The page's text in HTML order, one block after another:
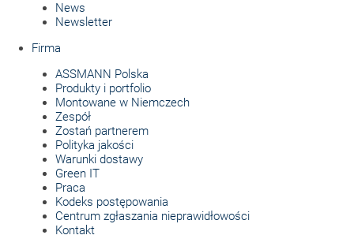
News
Newsletter
Firma
ASSMANN Polska
Produkty i portfolio
Montowane w Niemczech
Zespół
Zostań partnerem
Polityka jakości
Warunki dostawy
Green IT
Praca
Kodeks postępowania
Centrum zgłaszania nieprawidłowości
Kontakt